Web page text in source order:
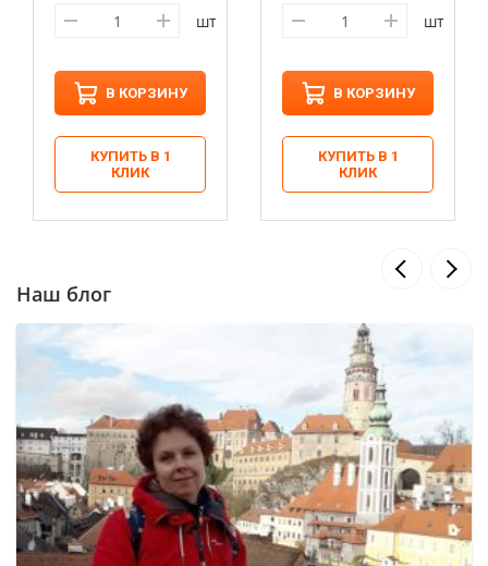
шт
В КОРЗИНУ
КУПИТЬ В 1
КЛИК
шт
В КОРЗИНУ
КУПИТЬ В 1
КЛИК
Наш блог